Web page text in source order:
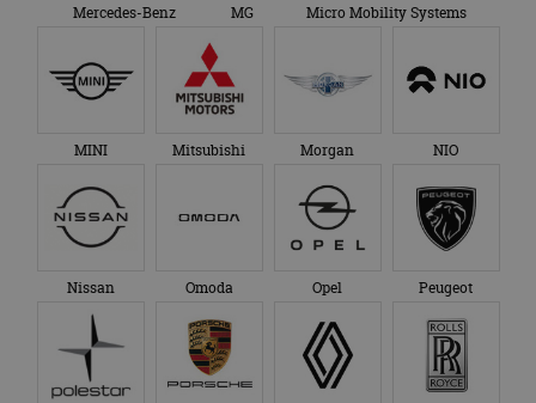
Mercedes-Benz MG Micro Mobility Systems
MINI Mitsubishi Morgan NIO
Nissan Omoda Opel Peugeot